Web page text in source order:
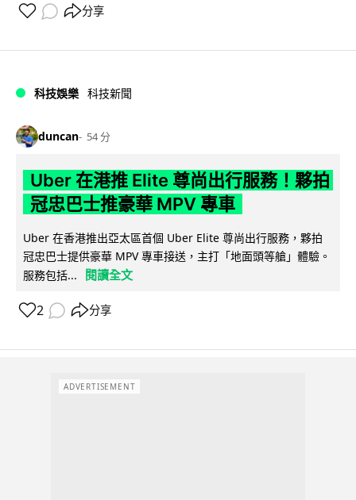
分享
科技娛樂 科技新聞
duncan 54 分
Uber 在港推 Elite 尊尚出行服務！夥拍
冠忠巴士推豪華 MPV 專車
Uber 在香港推出亞太區首個 Uber Elite 尊尚出行服務，夥拍
冠忠巴士提供豪華 MPV 專車接送，主打「地面頭等艙」體驗。
服務包括...
閱讀全文
2 分享
ADVERTISEMENT